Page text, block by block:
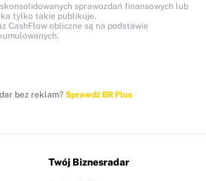
sprawozdań finansowych lub
tylko takie publikuje.
CashFlow obliczne są na podstawie
bez reklam? Sprawdź BR Plus
Twój Biznesradar